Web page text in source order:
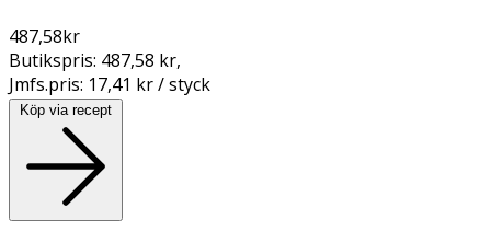
487,58kr
Butikspris: 487,58 kr,
Jmfs.pris: 17,41 kr / styck
Köp via recept